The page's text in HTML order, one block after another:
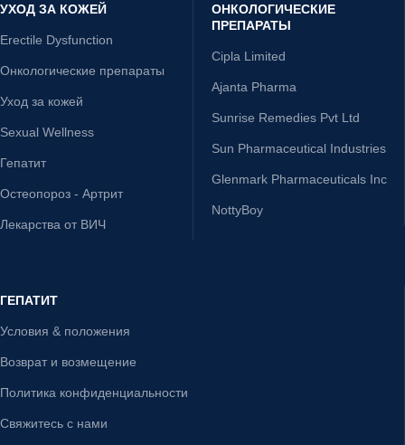
УХОД ЗА КОЖЕЙ
Erectile Dysfunction
Онкологические препараты
Уход за кожей
Sexual Wellness
Гепатит
Остеопороз - Артрит
Лекарства от ВИЧ
ОНКОЛОГИЧЕСКИЕ
ПРЕПАРАТЫ
Cipla Limited
Ajanta Pharma
Sunrise Remedies Pvt Ltd
Sun Pharmaceutical Industries
Glenmark Pharmaceuticals Inc
NottyBoy
ГЕПАТИТ
Условия & положения
Возврат и возмещение
Политика конфиденциальности
Свяжитесь с нами